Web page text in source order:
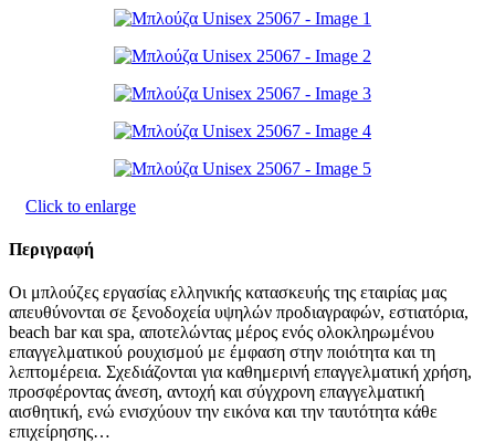
Click to enlarge
Περιγραφή
Οι μπλούζες εργασίας ελληνικής κατασκευής της εταιρίας μας
απευθύνονται σε ξενοδοχεία υψηλών προδιαγραφών, εστιατόρια,
beach bar και spa, αποτελώντας μέρος ενός ολοκληρωμένου
επαγγελματικού ρουχισμού με έμφαση στην ποιότητα και τη
λεπτομέρεια. Σχεδιάζονται για καθημερινή επαγγελματική χρήση,
προσφέροντας άνεση, αντοχή και σύγχρονη επαγγελματική
αισθητική, ενώ ενισχύουν την εικόνα και την ταυτότητα κάθε
επιχείρησης…